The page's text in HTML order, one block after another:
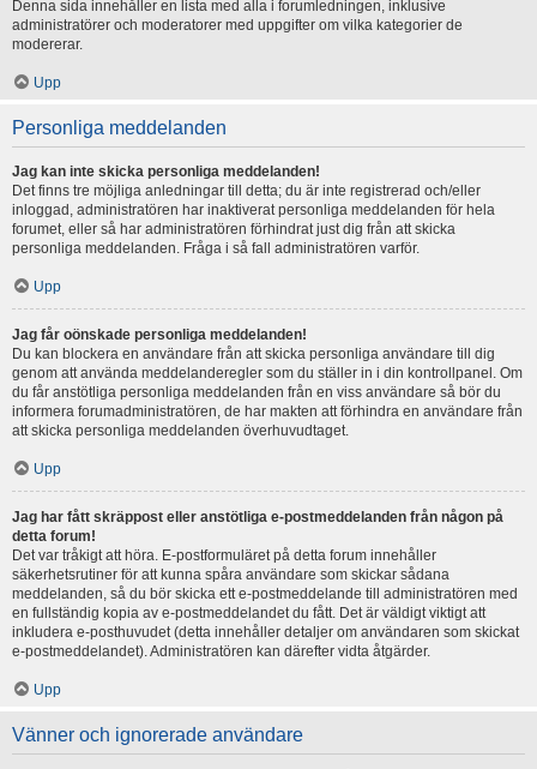
Denna sida innehåller en lista med alla i forumledningen, inklusive
administratörer och moderatorer med uppgifter om vilka kategorier de
modererar.
Upp
Personliga meddelanden
Jag kan inte skicka personliga meddelanden!
Det finns tre möjliga anledningar till detta; du är inte registrerad och/eller
inloggad, administratören har inaktiverat personliga meddelanden för hela
forumet, eller så har administratören förhindrat just dig från att skicka
personliga meddelanden. Fråga i så fall administratören varför.
Upp
Jag får oönskade personliga meddelanden!
Du kan blockera en användare från att skicka personliga användare till dig
genom att använda meddelanderegler som du ställer in i din kontrollpanel. Om
du får anstötliga personliga meddelanden från en viss användare så bör du
informera forumadministratören, de har makten att förhindra en användare från
att skicka personliga meddelanden överhuvudtaget.
Upp
Jag har fått skräppost eller anstötliga e-postmeddelanden från någon på
detta forum!
Det var tråkigt att höra. E-postformuläret på detta forum innehåller
säkerhetsrutiner för att kunna spåra användare som skickar sådana
meddelanden, så du bör skicka ett e-postmeddelande till administratören med
en fullständig kopia av e-postmeddelandet du fått. Det är väldigt viktigt att
inkludera e-posthuvudet (detta innehåller detaljer om användaren som skickat
e-postmeddelandet). Administratören kan därefter vidta åtgärder.
Upp
Vänner och ignorerade användare